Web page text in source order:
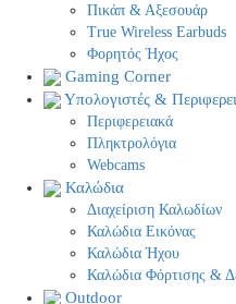
Πικάπ & Αξεσουάρ
Τrue Wireless Earbuds
Φορητός Ήχος
Gaming Corner
Υπολογιστές &
Περιφερειακά
Πληκτρολόγια
Webcams
Καλώδια
Διαχείριση Καλωδίων
Καλώδια Εικόνας
Καλώδια Ήχου
Καλώδια Φόρτισης &
Outdoor